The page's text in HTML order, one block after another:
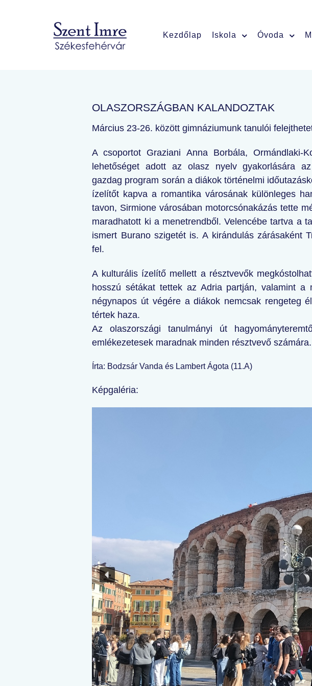
Kezdőlap Iskola Óvoda
OLASZORSZÁGBAN KALANDOZTAK
Március 23-26. között gimnáziumunk tanulói
A csoportot Graziani Anna Borbála, Ormándlaki-
lehetőséget adott az olasz nyelv gyakorlására
gazdag program során a diákok történelmi
ízelítőt kapva a romantika városának különleges
tavon, Sirmione városában motorcsónakázás tette
maradhatott ki a menetrendből. Velencébe tartva a
ismert Burano szigetét is. A kirándulás zárásaként
fel.
A kulturális ízelítő mellett a résztvevők
hosszú sétákat tettek az Adria partján, valamint a
négynapos út végére a diákok nemcsak rengeteg
tértek haza.
Az olaszországi tanulmányi út
emlékezetesek maradnak minden résztvevő számára.
Írta: Bodzsár Vanda és Lambert Ágota (11.A)
Képgaléria: